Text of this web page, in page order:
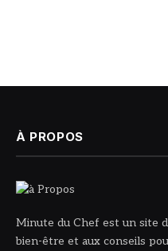
À PROPOS
Minute du Chef est un site
bien-être et aux conseils